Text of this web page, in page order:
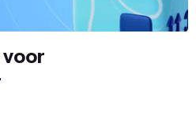
voor